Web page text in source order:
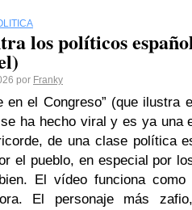
los políticos
por Franky
en el Congreso” (que ilustra
ha hecho viral y es ya una
de una clase política
el pueblo, en especial por
El vídeo funciona como
El personaje más